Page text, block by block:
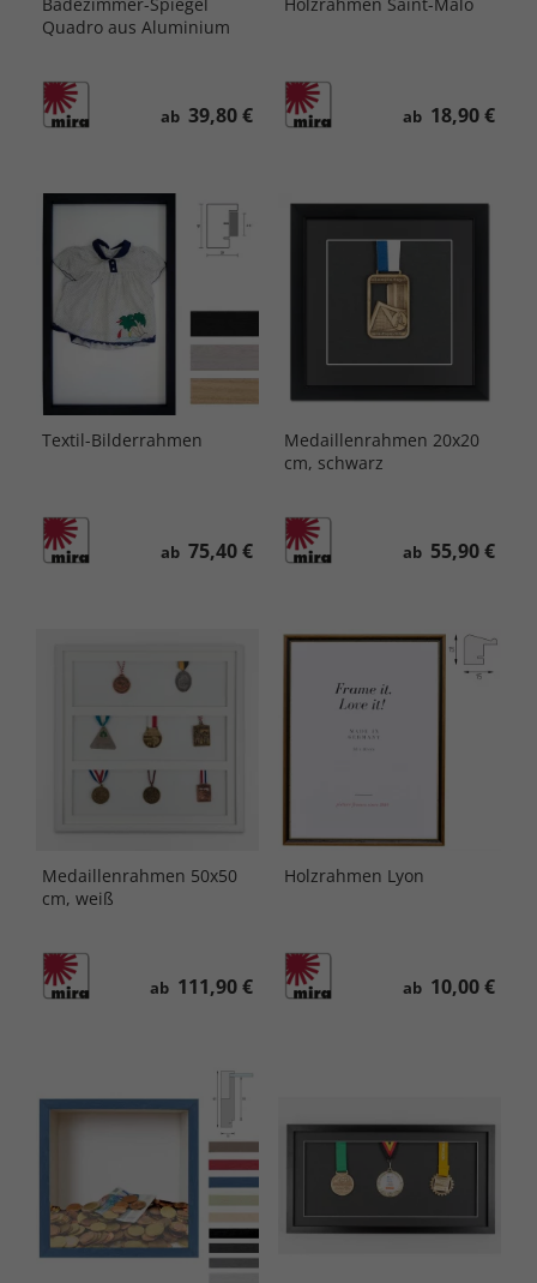
Quadro aus Aluminium
ab 39,80 € ab 18,90 €
Textil-Bilderrahmen
ab 75,40 €
Medaillenrahmen 20x20
cm, schwarz
ab 55,90 €
Medaillenrahmen 50x50
cm, weiß
ab 111,90 €
Holzrahmen Lyon
ab 10,00 €